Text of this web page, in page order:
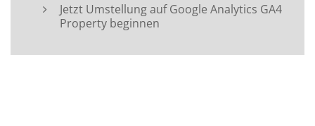
Jetzt Umstellung auf Google Analytics GA4
Property beginnen